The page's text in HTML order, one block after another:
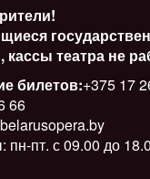
кассы театра не
билетов:+375 17
66
пн-пт. с 09.00 до